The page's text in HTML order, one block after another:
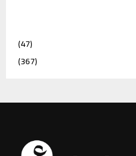
(47)
(367)